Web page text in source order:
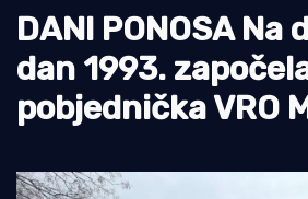
Pomorstvo
Ribolov
Ekologija
DANI PONOSA Na
dan 1993.
pobjednička VRO